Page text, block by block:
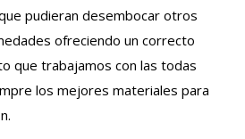
pudieran desembocar otros
ofreciendo un correcto
que trabajamos con las todas
los mejores materiales para